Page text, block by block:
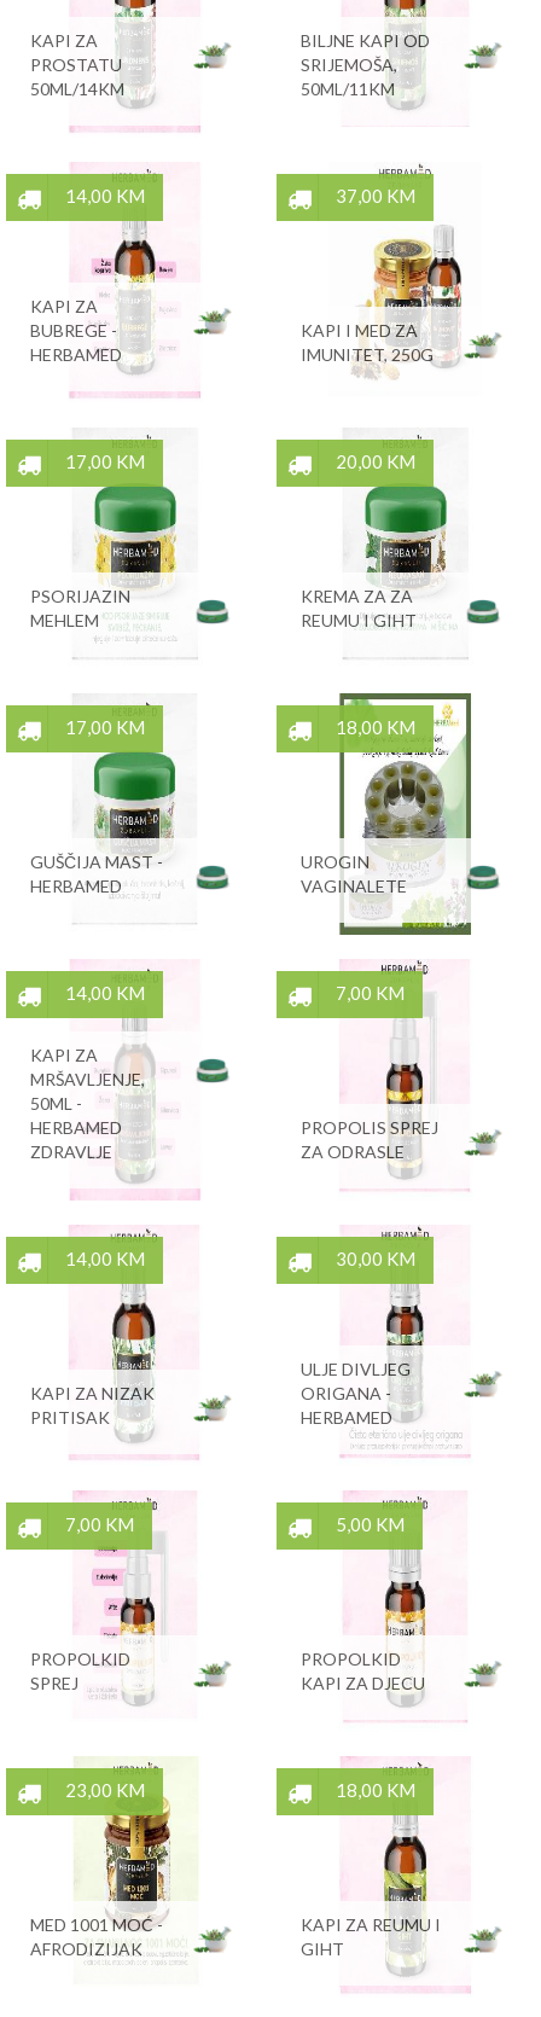
KAPI ZA
PROSTATU
50ML/14KM
BILJNE KAPI OD
SRIJEMOŠA,
50ML/11KM
14,00 KM
KAPI ZA
BUBREGE -
HERBAMED
37,00 KM
KAPI I MED ZA
IMUNITET, 250G
17,00 KM
PSORIJAZIN
MEHLEM
20,00 KM
KREMA ZA ZA
REUMU I GIHT
17,00 KM
GUŠČIJA MAST -
HERBAMED
18,00 KM
UROGIN
VAGINALETE
14,00 KM
KAPI ZA
MRŠAVLJENJE,
50ML -
HERBAMED
ZDRAVLJE
7,00 KM
PROPOLIS SPREJ
ZA ODRASLE
14,00 KM
KAPI ZA NIZAK
PRITISAK
30,00 KM
ULJE DIVLJEG
ORIGANA -
HERBAMED
7,00 KM
PROPOLKID
SPREJ
5,00 KM
PROPOLKID
KAPI ZA DJECU
23,00 KM
MED 1001 MOĆ -
AFRODIZIJAK
18,00 KM
KAPI ZA REUMU I
GIHT